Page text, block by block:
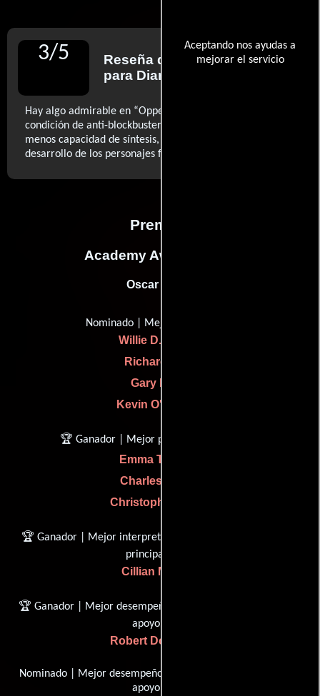
Aceptando nos ayudas a
mejorar el servicio
3/5 Reseña de
Sergi Sánchez
para Diario La Razón
Hay algo admirable en “Oppenheimer”, que es su
condición de anti-blockbuster veraniego (...) Se echa de
menos capacidad de síntesis, menos solemnidad y más
desarrollo de los personajes femeninos. (...)
Premios
Academy Awards, USA
Oscar (2024)
Nominado | Mejor sonido
Willie D. Burton
Richard King
Gary Rizzo
Kevin O'Connell
🏆 Ganador | Mejor película del año
Emma Thomas
Charles Roven
Christopher Nolan
🏆 Ganador | Mejor interpretación de un actor en un papel
principal
Cillian Murphy
🏆 Ganador | Mejor desempeño por un actor en un papel de
apoyo
Robert Downey Jr.
Nominado | Mejor desempeño por una actriz en un papel de
apoyo